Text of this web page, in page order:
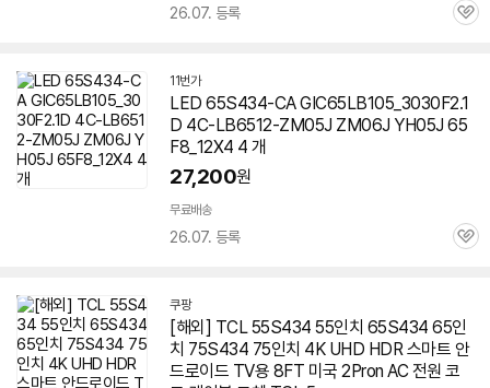
26.07. 등록
관
11번가
LED 65S434-CA GIC65LB105_3030F2.1
D 4C-LB6512-ZM05J ZM06J YH05J 65
F8_12X4 4 개
27,200원
무료배송
26.07. 등록
관
쿠팡
[해외] TCL 55S434 55인치 65S434 65인
치 75S434 75인치 4K UHD HDR 스마트 안
드로이드 TV용 8FT 미국 2Pron AC 전원 코